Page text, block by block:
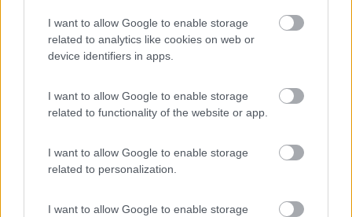
I want to allow Google to enable storage
related to analytics like cookies on web or
device identifiers in apps.
I want to allow Google to enable storage
related to functionality of the website or app.
I want to allow Google to enable storage
related to personalization.
I want to allow Google to enable storage
Agriturismo Lo Couis
7 1